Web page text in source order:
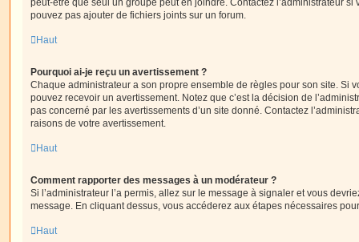
peut-être que seul un groupe peut en joindre. Contactez l’administrateur
pouvez pas ajouter de fichiers joints sur un forum.
Haut
Pourquoi ai-je reçu un avertissement ?
Chaque administrateur a son propre ensemble de règles pour son site. Si
pouvez recevoir un avertissement. Notez que c’est la décision de
pas concerné par les avertissements d’un site donné. Contactez
raisons de votre avertissement.
Haut
Comment rapporter des messages à un modérateur ?
Si l’administrateur l’a permis, allez sur le message à signaler et vous
message. En cliquant dessus, vous accéderez aux étapes nécessaires
Haut